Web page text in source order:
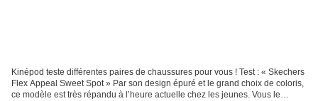
Kinépod teste différentes paires de chaussures pour vous ! Test : « Skechers
Flex Appeal Sweet Spot » Par son design épuré et le grand choix de coloris,
ce modèle est très répandu à l’heure actuelle chez les jeunes. Vous le